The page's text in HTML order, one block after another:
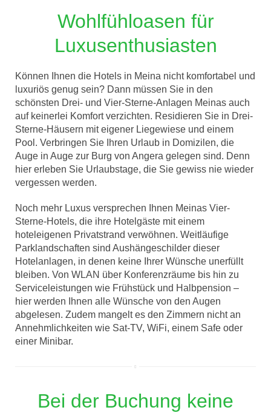
Wohlfühloasen für
Luxusenthusiasten
Können Ihnen die Hotels in Meina nicht komfortabel und
luxuriös genug sein? Dann müssen Sie in den
schönsten Drei- und Vier-Sterne-Anlagen Meinas auch
auf keinerlei Komfort verzichten. Residieren Sie in Drei-
Sterne-Häusern mit eigener Liegewiese und einem
Pool. Verbringen Sie Ihren Urlaub in Domizilen, die
Auge in Auge zur Burg von Angera gelegen sind. Denn
hier erleben Sie Urlaubstage, die Sie gewiss nie wieder
vergessen werden.
Noch mehr Luxus versprechen Ihnen Meinas Vier-
Sterne-Hotels, die ihre Hotelgäste mit einem
hoteleigenen Privatstrand verwöhnen. Weitläufige
Parklandschaften sind Aushängeschilder dieser
Hotelanlagen, in denen keine Ihrer Wünsche unerfüllt
bleiben. Von WLAN über Konferenzräume bis hin zu
Serviceleistungen wie Frühstück und Halbpension –
hier werden Ihnen alle Wünsche von den Augen
abgelesen. Zudem mangelt es den Zimmern nicht an
Annehmlichkeiten wie Sat-TV, WiFi, einem Safe oder
einer Minibar.
Bei der Buchung keine